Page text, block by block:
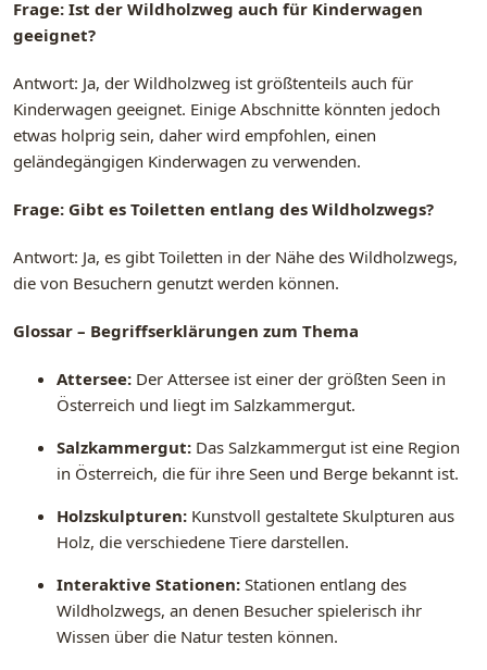
Frage: Ist der Wildholzweg auch für Kinderwagen
geeignet?
Antwort: Ja, der Wildholzweg ist größtenteils auch für
Kinderwagen geeignet. Einige Abschnitte könnten jedoch
etwas holprig sein, daher wird empfohlen, einen
geländegängigen Kinderwagen zu verwenden.
Frage: Gibt es Toiletten entlang des Wildholzwegs?
Antwort: Ja, es gibt Toiletten in der Nähe des Wildholzwegs,
die von Besuchern genutzt werden können.
Glossar – Begriffserklärungen zum Thema
Attersee: Der Attersee ist einer der größten Seen in
Österreich und liegt im Salzkammergut.
Salzkammergut: Das Salzkammergut ist eine Region
in Österreich, die für ihre Seen und Berge bekannt ist.
Holzskulpturen: Kunstvoll gestaltete Skulpturen aus
Holz, die verschiedene Tiere darstellen.
Interaktive Stationen: Stationen entlang des
Wildholzwegs, an denen Besucher spielerisch ihr
Wissen über die Natur testen können.